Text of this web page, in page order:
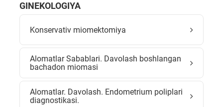
GINEKOLOGIYA
Konservativ miomektomiya
Alomatlar Sabablari. Davolash boshlangan
bachadon miomasi
Alomatlar. Davolash. Endometrium poliplari
diagnostikasi.